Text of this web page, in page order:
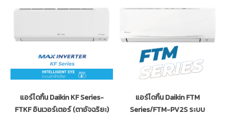
แอร์ไดกิ้น Daikin KF Series-
FTKF อินเวอร์เตอร์ (ตาอัจฉริยะ)
แอร์ไดกิ้น Daikin FTM
Series/FTM-PV2S ระบบ